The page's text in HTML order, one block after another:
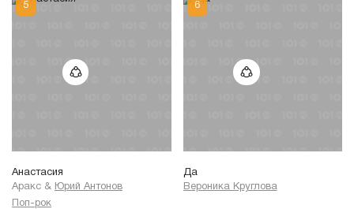
Анастасия
Аракс & Юрий Антонов
Поп-рок
Да
Вероника Круглова